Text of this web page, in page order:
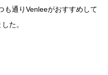
も通りVenleeがおすすめして
た。